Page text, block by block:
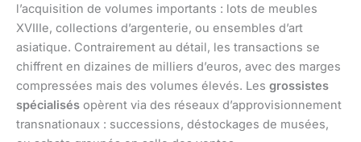
l’acquisition de volumes importants : lots de meubles
XVIIIe, collections d’argenterie, ou ensembles d’art
asiatique. Contrairement au détail, les transactions se
chiffrent en dizaines de milliers d’euros, avec des marges
compressées mais des volumes élevés. Les grossistes
spécialisés opèrent via des réseaux d’approvisionnement
transnationaux : successions, déstockages de musées,